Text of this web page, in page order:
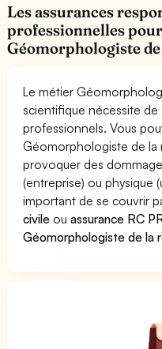
Les assurances
professionnelles
Géomorphologiste
Le métier
scientifique nécessite
professionnels. Vous
Géomorphologiste de la
provoquer des
(entreprise) ou physique
important de se couvrir
civile ouassurance RC
Géomorphologiste de la